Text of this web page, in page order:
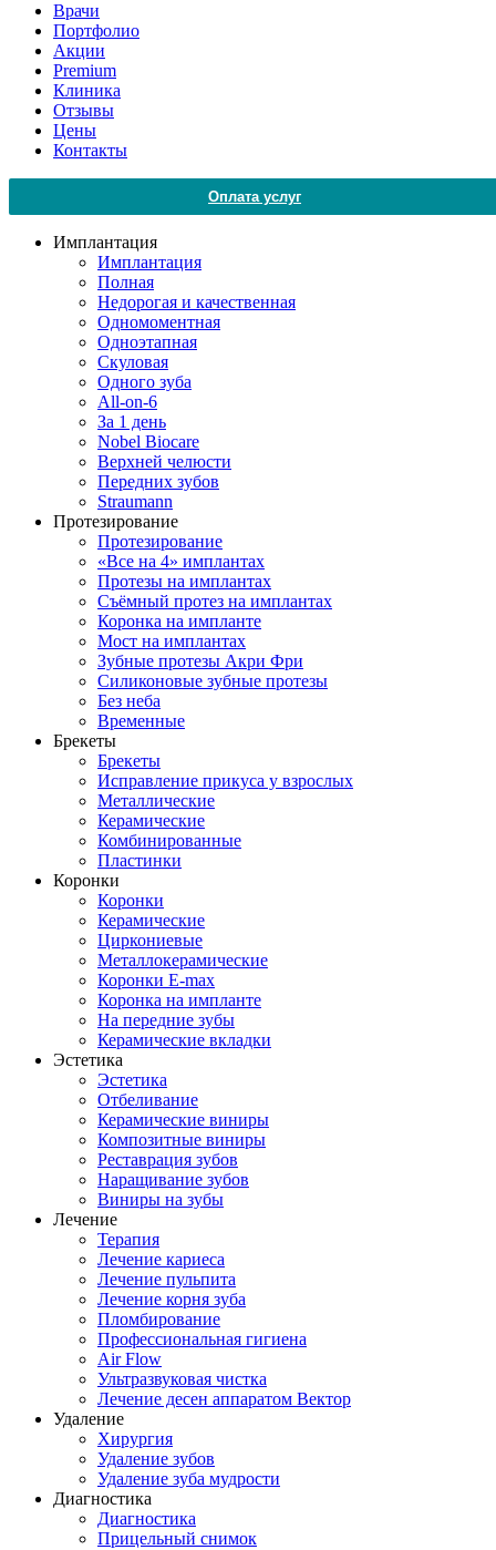
Врачи
Портфолио
Акции
Premium
Клиника
Отзывы
Цены
Контакты
Оплата услуг
Имплантация
Имплантация
Полная
Недорогая и качественная
Одномоментная
Одноэтапная
Скуловая
Одного зуба
All-on-6
За 1 день
Nobel Biocare
Верхней челюсти
Передних зубов
Straumann
Протезирование
Протезирование
«Все на 4» имплантах
Протезы на имплантах
Съёмный протез на имплантах
Коронка на импланте
Мост на имплантах
Зубные протезы Акри Фри
Силиконовые зубные протезы
Без неба
Временные
Брекеты
Брекеты
Исправление прикуса у взрослых
Металлические
Керамические
Комбинированные
Пластинки
Коронки
Коронки
Керамические
Циркониевые
Металлокерамические
Коронки E-max
Коронка на импланте
На передние зубы
Керамические вкладки
Эстетика
Эстетика
Отбеливание
Керамические виниры
Композитные виниры
Реставрация зубов
Наращивание зубов
Виниры на зубы
Лечение
Терапия
Лечение кариеса
Лечение пульпита
Лечение корня зуба
Пломбирование
Профессиональная гигиена
Air Flow
Ультразвуковая чистка
Лечение десен аппаратом Вектор
Удаление
Хирургия
Удаление зубов
Удаление зуба мудрости
Диагностика
Диагностика
Прицельный снимок